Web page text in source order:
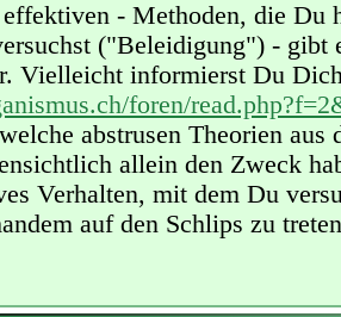
- Methoden, die Du
("Beleidigung") - gibt
Vielleicht informierst Du
foren/
abstrusen Theorien aus
allein den Zweck
Verhalten, mit dem Du
auf den Schlips zu